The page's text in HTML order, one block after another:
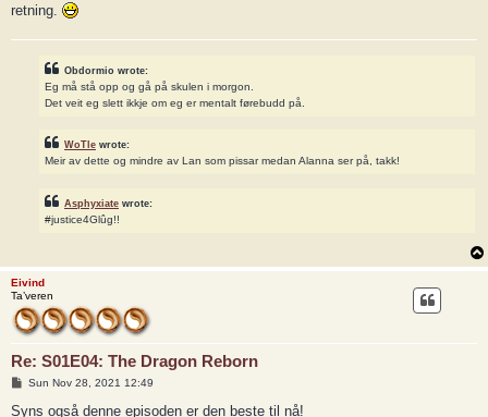
retning.
Obdormio wrote:
Eg må stå opp og gå på skulen i morgon.
Det veit eg slett ikkje om eg er mentalt førebudd på.
WoTle wrote:
Meir av dette og mindre av Lan som pissar medan Alanna ser på, takk!
Asphyxiate wrote:
#justice4Glûg!!
Eivind
Ta’veren
Re: S01E04: The Dragon Reborn
P
s
Sun Nov 28, 2021 12:49
Syns også denne episoden er den beste til nå!